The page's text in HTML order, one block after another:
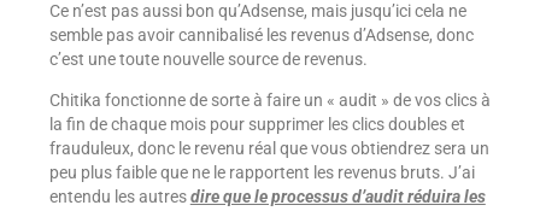
Ce n’est pas aussi bon qu’Adsense, mais jusqu’ici cela ne
semble pas avoir cannibalisé les revenus d’Adsense, donc
c’est une toute nouvelle source de revenus.
Chitika fonctionne de sorte à faire un « audit » de vos clics à
la fin de chaque mois pour supprimer les clics doubles et
frauduleux, donc le revenu réal que vous obtiendrez sera un
peu plus faible que ne le rapportent les revenus bruts. J’ai
entendu les autresdire que le processus d’audit réduira les